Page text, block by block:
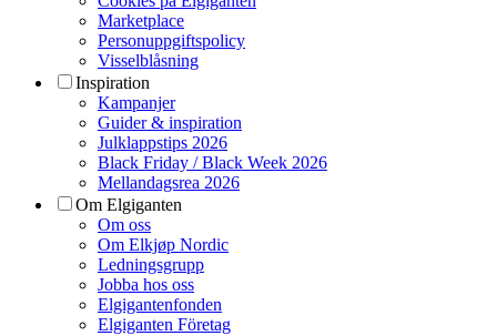
Marketplace
Personuppgiftspolicy
Visselblåsning
Inspiration
Kampanjer
Guider & inspiration
Julklappstips 2026
Black Friday / Black Week 2026
Mellandagsrea 2026
Om Elgiganten
Om oss
Om Elkjøp Nordic
Ledningsgrupp
Jobba hos oss
Elgigantenfonden
Elgiganten Företag